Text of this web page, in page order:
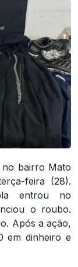
no bairro Mato
feira (28).
entrou no
o roubo.
Após a ação,
em dinheiro e